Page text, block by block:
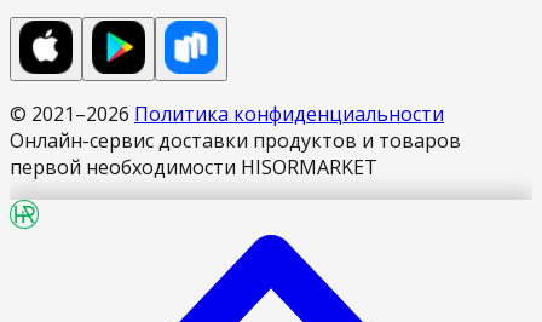
© 2021–2026 Политика конфиденциальности
Онлайн-сервис доставки продуктов и товаров
первой необходимости HISORMARKET